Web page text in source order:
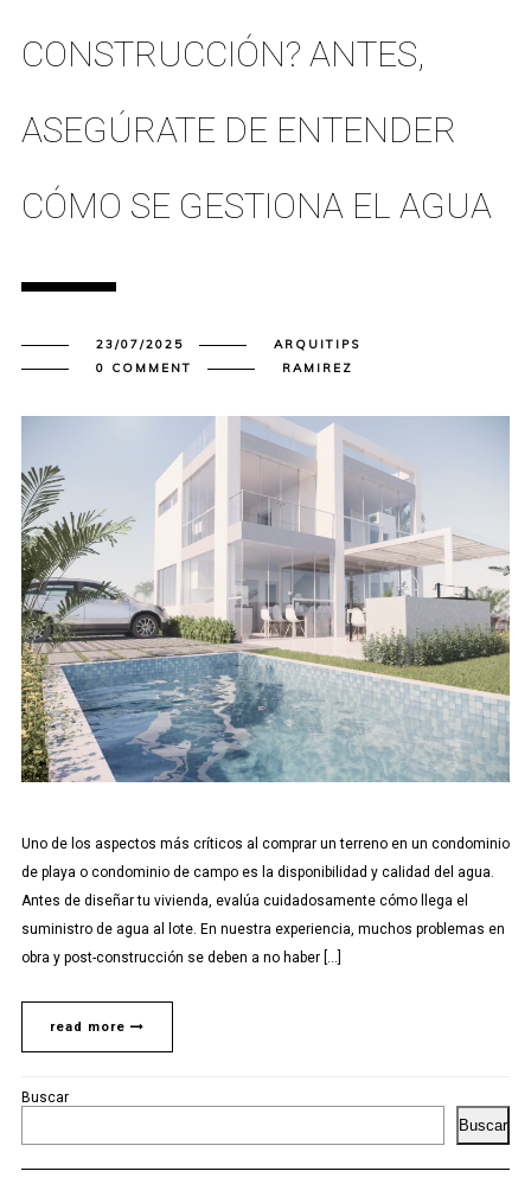
CONSTRUCCIÓN? ANTES,
ASEGÚRATE DE ENTENDER
CÓMO SE GESTIONA EL AGUA
23/07/2025
ARQUITIPS
0 COMMENT
RAMIREZ
Uno de los aspectos más críticos al comprar un terreno en un condominio
de playa o condominio de campo es la disponibilidad y calidad del agua.
Antes de diseñar tu vivienda, evalúa cuidadosamente cómo llega el
suministro de agua al lote. En nuestra experiencia, muchos problemas en
obra y post-construcción se deben a no haber […]
read more
Buscar
Buscar